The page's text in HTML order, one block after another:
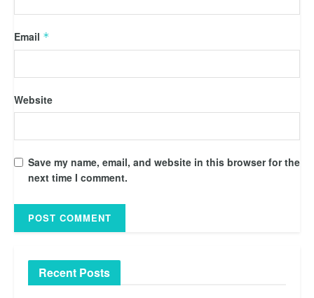
Email *
Website
Save my name, email, and website in this browser for the
next time I comment.
Recent Posts